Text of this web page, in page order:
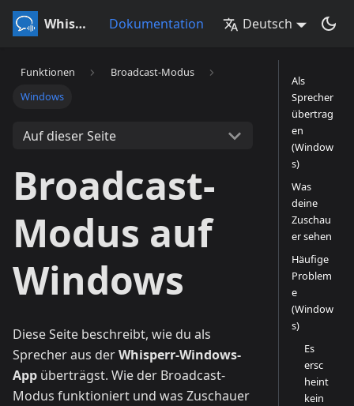
Whisperr Dokumentation Deutsch
Funktionen
Broadcast-Modus
Windows
Auf dieser Seite
Broadcast-
Modus auf
Windows
Diese Seite beschreibt, wie du als
Sprecher aus derWhisperr-Windows-
App überträgst. Wie der Broadcast-
Modus funktioniert und was Zuschauer
Als
Sprecher
übertrag
en
(Window
s)
Was
deine
Zuschau
er sehen
Häufige
Problem
e
(Window
s)
Es
ersc
heint
kein